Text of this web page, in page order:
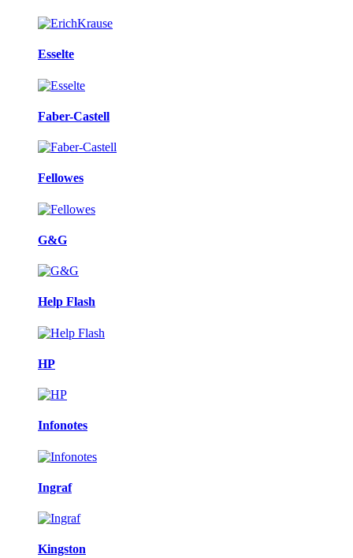
Esselte
Faber-Castell
Fellowes
G&G
Help Flash
HP
Infonotes
Ingraf
Kingston